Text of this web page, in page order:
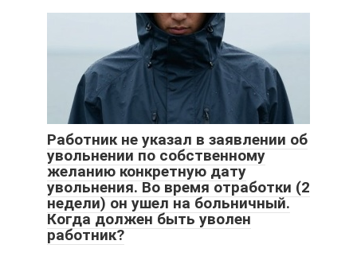
Работник не указал в заявлении об
увольнении по собственному
желанию конкретную дату
увольнения. Во время отработки (2
недели) он ушел на больничный.
Когда должен быть уволен
работник?